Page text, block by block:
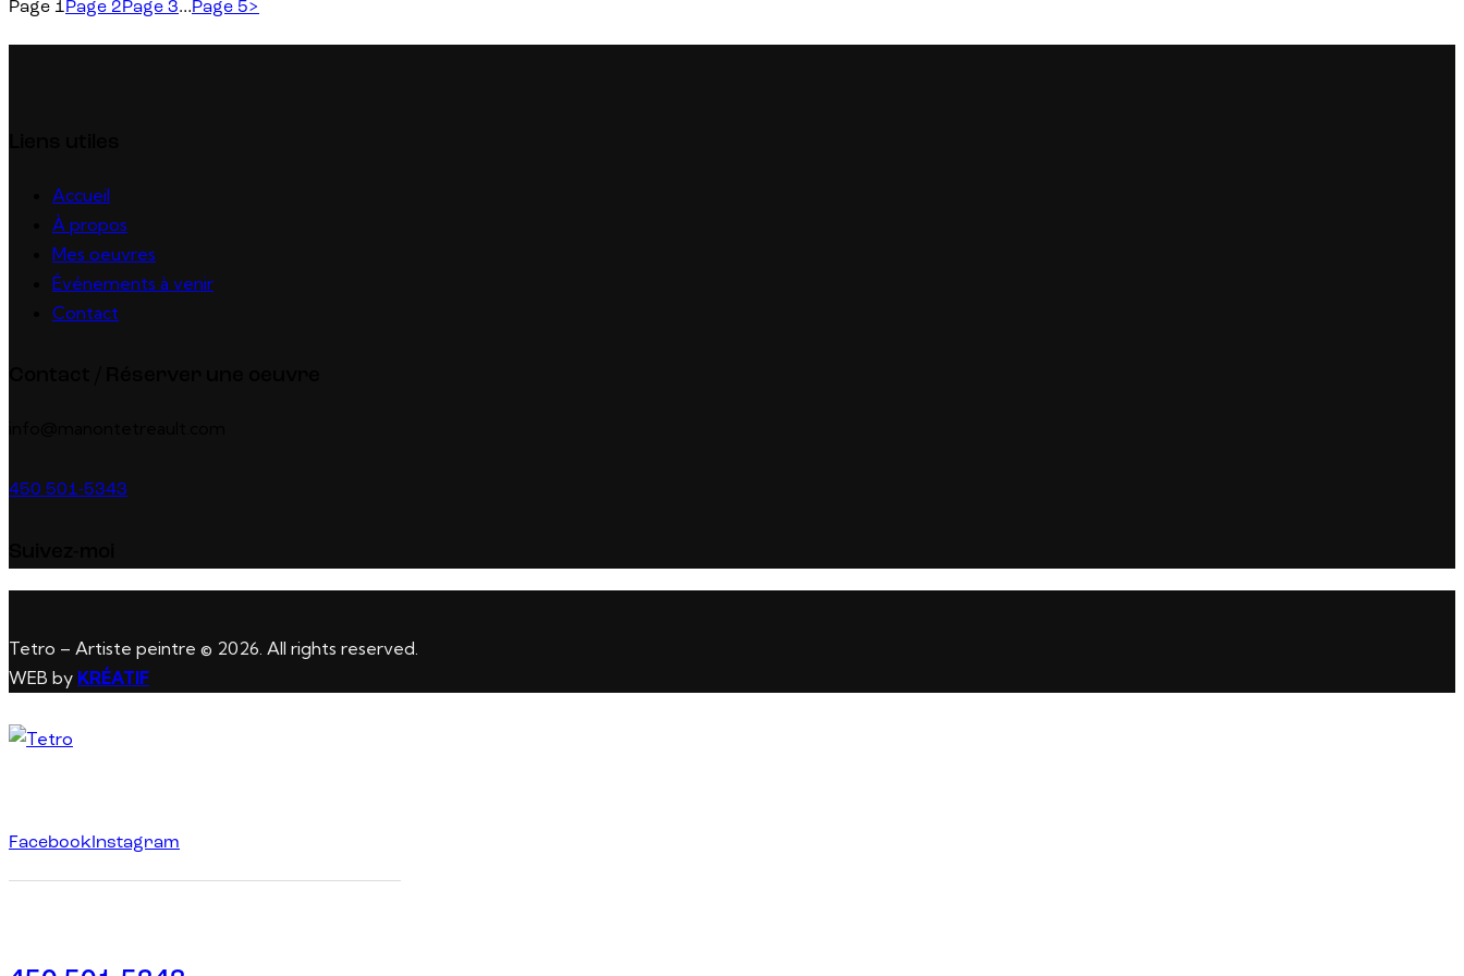
Page 1Page 2Page 3…Page 5>
Accueil
À propos
Mes oeuvres
Événements à venir
Contact
450 501-5343
Tetro – Artiste peintre © 2026. All rights reserved.
WEB by KRÉATIF
Facebook Instagram